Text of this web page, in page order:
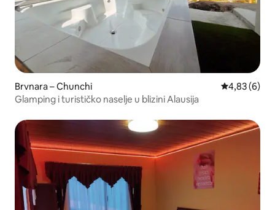
Brvnara – Chunchi Prosječna
4,83 (6)
Glamping i turističko naselje u blizini Alausija